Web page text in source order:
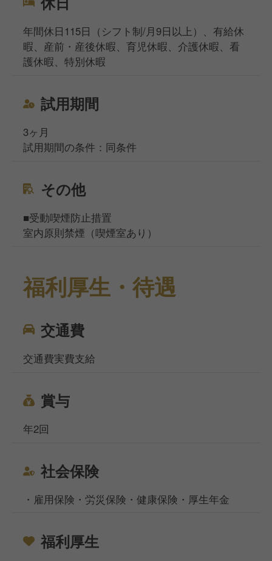
年間休日115日（シフト制/月9日以上）、有給休
暇、産前・産後休暇、育児休暇、介護休暇、看
護休暇、特別休暇
試用期間
3ヶ月
試用期間の条件：同条件
その他
■受動喫煙防止措置
室内原則禁煙（喫煙室あり）
福利厚生・待遇
交通費
交通費実費支給
賞与
年2回
社会保険
・雇用保険・労災保険・健康保険・厚生年金
福利厚生